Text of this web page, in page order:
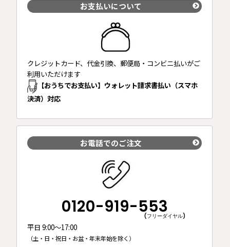
お支払いについて
クレジットカード、代金引換、郵便局・コンビニ払いがご
利用いただけます
【おうちでお支払い】ウォレット請求書払い（スマホ
決済）対応
お電話でのご注文
0120-919-553
(フリーダイヤル)
平日 9:00～17:00
（土・日・祝日・お盆・年末年始を除く）